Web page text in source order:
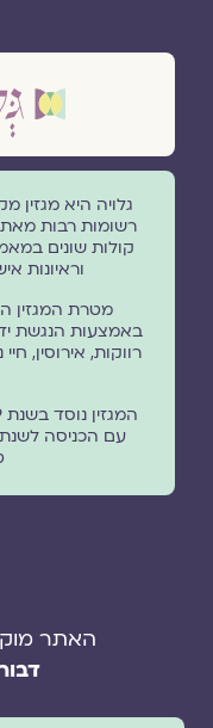
גלויה היא מגזין
רשומות רבות מאת
קולות שונים
וראיונות
מטרת המגזין
באמצעות הנגשת
רווקות, אירוסין,
האתר